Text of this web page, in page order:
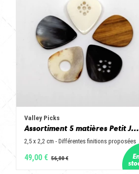
Valley Picks
Assortiment 5 matières Petit Jazz - Corne de vache, os, bois de cerf, buis et corne de buffle
2,5 x 2,2 cm - Différentes finitions proposées
49,00 €